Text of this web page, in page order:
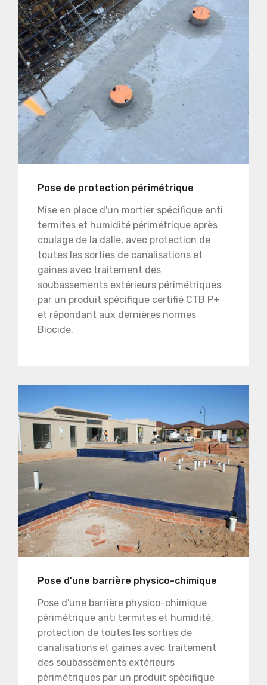
Pose de protection périmétrique
Mise en place d'un mortier spécifique anti
termites et humidité périmétrique après
coulage de la dalle, avec protection de
toutes les sorties de canalisations et
gaines avec traitement des
soubassements extérieurs périmétriques
par un produit spécifique certifié CTB P+
et répondant aux dernières normes
Biocide.
Pose d'une barrière physico-chimique
Pose d'une barrière physico-chimique
périmétrique anti termites et humidité,
protection de toutes les sorties de
canalisations et gaines avec traitement
des soubassements extérieurs
périmétriques par un produit spécifique